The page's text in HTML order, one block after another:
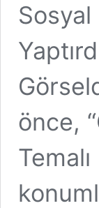
Sosyal
önce,